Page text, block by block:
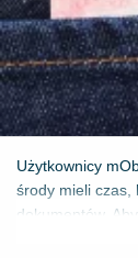
Użytkownicy
środy mieli czas,
dokumentów.